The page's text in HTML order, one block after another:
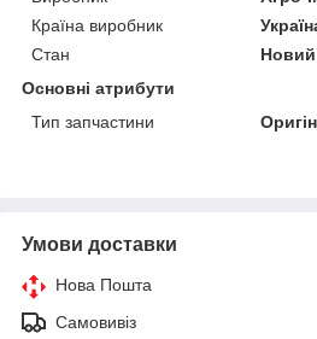
Країна виробник
Стан
Новий
Основні атрибути
Тип запчастини
Умови доставки
Нова Пошта
Самовивіз